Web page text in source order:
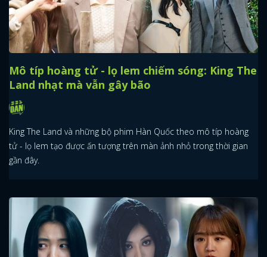
Mô típ hoàng tử - lọ lem chiếm sóng: King The
Land nhạt mà vẫn gây bão
King The Land và những bộ phim Hàn Quốc theo mô típ hoàng
tử - lọ lem tạo được ấn tượng trên màn ảnh nhỏ trong thời gian
gần đây.